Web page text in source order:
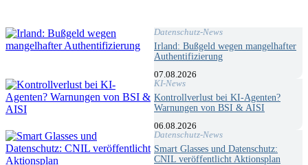
Datenschutz-News
Irland: Bußgeld wegen mangelhafter
Authentifizierung
07.08.2026
KI-News
Kontrollverlust bei KI-Agenten?
Warnungen von BSI & AISI
06.08.2026
Datenschutz-News
Smart Glasses und Datenschutz:
CNIL veröffentlicht Aktionsplan